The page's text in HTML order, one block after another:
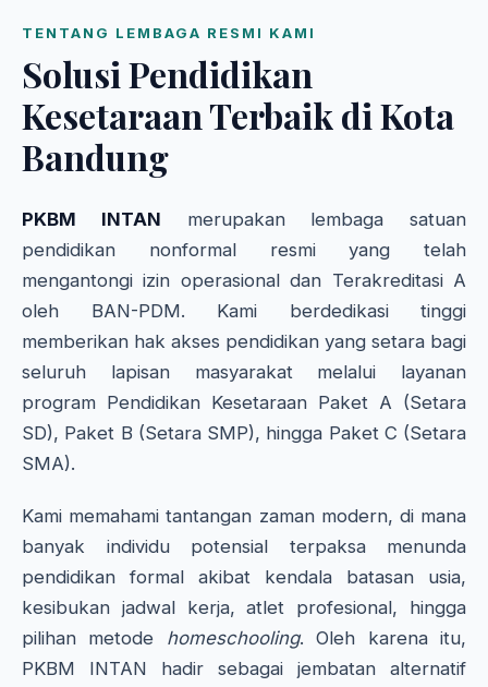
TENTANG LEMBAGA RESMI KAMI
Solusi Pendidikan
Kesetaraan Terbaik di Kota
Bandung
PKBM INTAN merupakan lembaga satuan
pendidikan nonformal resmi yang telah
mengantongi izin operasional dan Terakreditasi A
oleh BAN-PDM. Kami berdedikasi tinggi
memberikan hak akses pendidikan yang setara bagi
seluruh lapisan masyarakat melalui layanan
program Pendidikan Kesetaraan Paket A (Setara
SD), Paket B (Setara SMP), hingga Paket C (Setara
SMA).
Kami memahami tantangan zaman modern, di mana
banyak individu potensial terpaksa menunda
pendidikan formal akibat kendala batasan usia,
kesibukan jadwal kerja, atlet profesional, hingga
pilihan metode homeschooling. Oleh karena itu,
PKBM INTAN hadir sebagai jembatan alternatif